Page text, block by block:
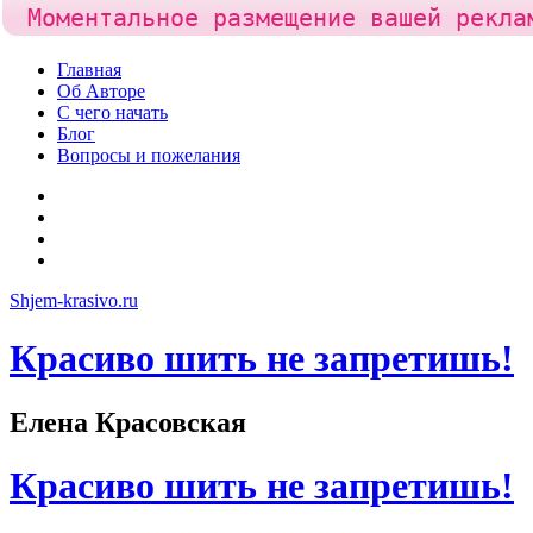
Skip
content
Главная
Об Авторе
С чего начать
Блог
Вопросы и пожелания
Shjem-krasivo.ru
Красиво шить не запретишь!
Елена Красовская
Красиво шить не запретишь!
Моментальное размещение вашей